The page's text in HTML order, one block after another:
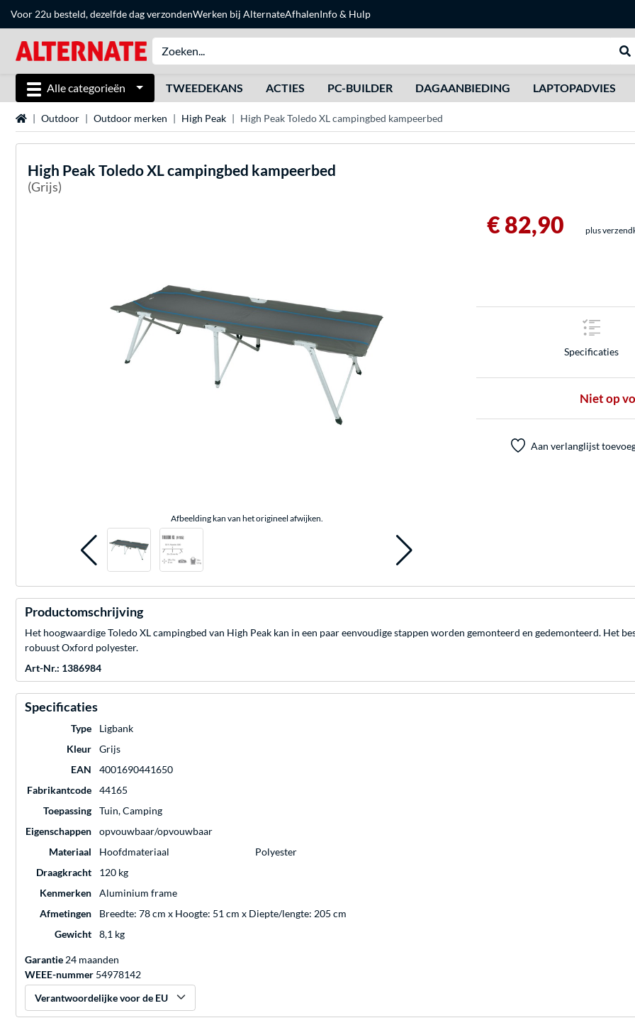
Voor 22u besteld, dezelfde dag verzondenWerken bij AlternateAfhalenInfo & Hulp
Alle categorieën TWEEDEKANS ACTIES PC-BUILDER DAGAANBIEDING LAPTOPADVIES
HomeOutdoor Outdoor merken High Peak High Peak Toledo XL campingbed kampeerbed
High Peak Toledo XL campingbed kampeerbed
(Grijs)
Afbeelding kan van het origineel afwijken.
€ 82,90 plus
Specificaties
Niet op
Aan verlanglijst
Productomschrijving
Het hoogwaardige Toledo XL campingbed van High Peak kan in een paar eenvoudige stappen worden gemonteerd en gedemonteerd. Het
robuust Oxford polyester.
Art-Nr.: 1386984
Specificaties
Type
Ligbank
Kleur
Grijs
EAN
4001690441650
Fabrikantcode
44165
Toepassing
Tuin, Camping
Eigenschappen
opvouwbaar/opvouwbaar
Materiaal
Hoofdmateriaal
Polyester
Draagkracht
120 kg
Kenmerken
Aluminium frame
Afmetingen
Breedte: 78 cm x Hoogte: 51 cm x Diepte/lengte: 205 cm
Gewicht
8,1 kg
Garantie 24 maanden
WEEE-nummer 54978142
Verantwoordelijke voor de EU